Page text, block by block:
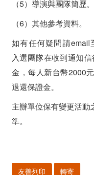
（5）導演與團隊簡歷。
（6）其他參考資料。
如有任何疑問請email
入選團隊在收到通知
金，每人新台幣2000
退還保證金。
主辦單位保有變更活動
準。
友善列印 轉寄